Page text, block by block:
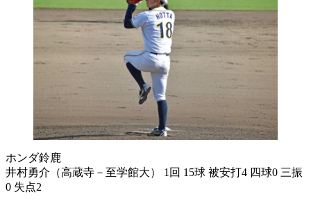
ホンダ鈴鹿
井村勇介（高蔵寺－至学館大） 1回 15球 被安打4 四球0 三振
0 失点2